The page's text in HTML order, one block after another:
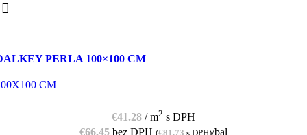
PERLA 100×100 CM
CM
€41.28 / m2 s DPH
€66.45 bez DPH (€81.73 s DPH)/bal